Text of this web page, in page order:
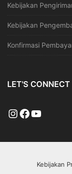
Kebijakan
Kebijakan
Konfirmasi
LET'S CONNECT
Kebijakan